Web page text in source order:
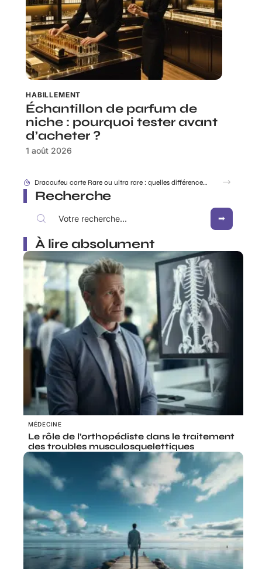
HABILLEMENT
Échantillon de parfum de
niche : pourquoi tester avant
d’acheter ?
1 août 2026
Dracaufeu carte Rare ou ultra rare : quelles différences pour les collectionneurs ?
Recherche
À lire absolument
MÉDECINE
Le rôle de l’orthopédiste dans le traitement
des troubles musculosquelettiques